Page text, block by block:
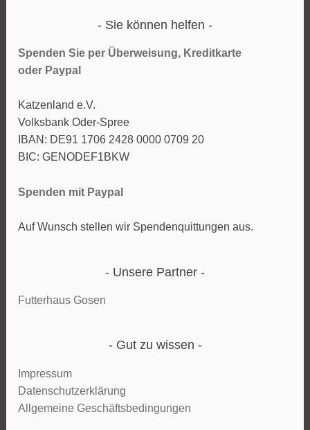
Sie können helfen
Spenden Sie per Überweisung, Kreditkarte
oder Paypal
Katzenland e.V.
Volksbank Oder-Spree
IBAN: DE91 1706 2428 0000 0709 20
BIC: GENODEF1BKW
Spenden mit Paypal
Auf Wunsch stellen wir Spendenquittungen aus.
Unsere Partner
Futterhaus Gosen
Gut zu wissen
Impressum
Datenschutzerklärung
Allgemeine Geschäftsbedingungen